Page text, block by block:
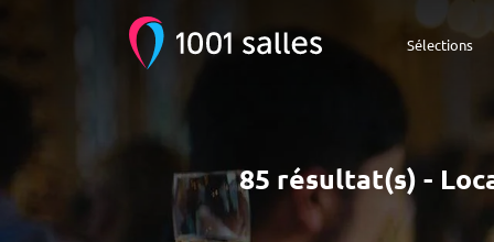
Sélections
85 résultat(s) -